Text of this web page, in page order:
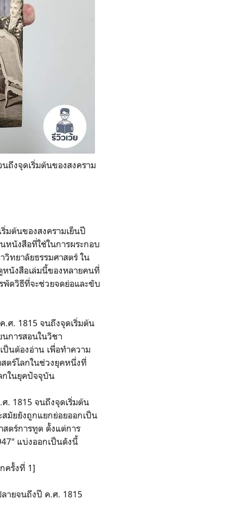
ถึงจุดเริ่มต้นของสงคราม
มต้นของสงครามเย็นปี
หนังสือที่ใช้ในการผระกอบ
วิทยาลัยธรรมศาสตร์ ใน
หนังสือเล่มนี้ของหลายคนที่
พัดวิธีที่จะช่วยจดย่อและขับ
.ศ. 1815 จนถึงจุดเริ่มต้น
การสอนในวิชา
นต้องอ่าน เพื่อทำความ
ตร์โลกในช่วงยุคหนึ่งที่
กในยุคปัจจุบัน
. 1815 จนถึงจุดเริ่มต้น
สมัยยังถูกแยกย่อยออกเป็น
ตร์การทูต ตั้งแต่การ
แบ่งออกเป็นดังนี้
ครั้งที่ 1]
ายจนถึงปี ค.ศ. 1815